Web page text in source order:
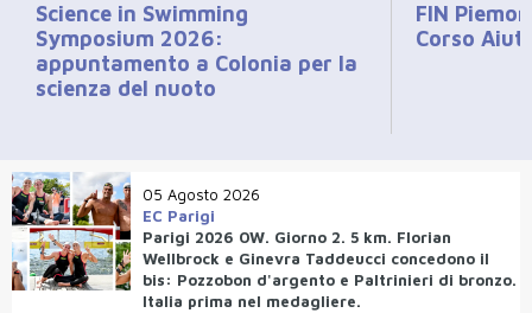
Science in Swimming
Symposium 2026:
appuntamento a Colonia per la
scienza del nuoto
FIN
Corso
05 Agosto 2026
EC Parigi
Parigi 2026 OW. Giorno 2. 5 km. Florian
Wellbrock e Ginevra Taddeucci concedono il
bis: Pozzobon d'argento e Paltrinieri di bronzo.
Italia prima nel medagliere.